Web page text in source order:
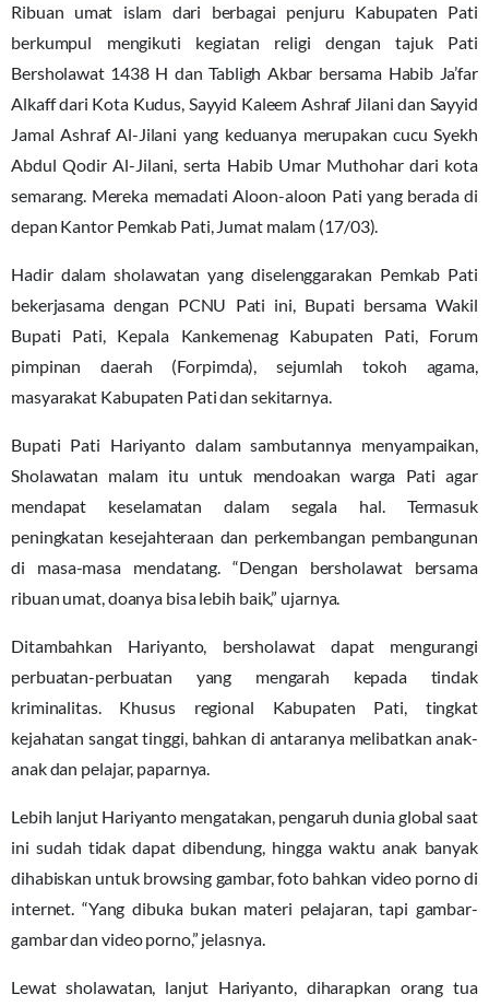
Ribuan umat islam dari berbagai penjuru Kabupaten Pati
berkumpul mengikuti kegiatan religi dengan tajuk Pati
Bersholawat 1438 H dan Tabligh Akbar bersama Habib Ja’far
Alkaff dari Kota Kudus, Sayyid Kaleem Ashraf Jilani dan Sayyid
Jamal Ashraf Al-Jilani yang keduanya merupakan cucu Syekh
Abdul Qodir Al-Jilani, serta Habib Umar Muthohar dari kota
semarang. Mereka memadati Aloon-aloon Pati yang berada di
depan Kantor Pemkab Pati, Jumat malam (17/03).
Hadir dalam sholawatan yang diselenggarakan Pemkab Pati
bekerjasama dengan PCNU Pati ini, Bupati bersama Wakil
Bupati Pati, Kepala Kankemenag Kabupaten Pati, Forum
pimpinan daerah (Forpimda), sejumlah tokoh agama,
masyarakat Kabupaten Pati dan sekitarnya.
Bupati Pati Hariyanto dalam sambutannya menyampaikan,
Sholawatan malam itu untuk mendoakan warga Pati agar
mendapat keselamatan dalam segala hal. Termasuk
peningkatan kesejahteraan dan perkembangan pembangunan
di masa-masa mendatang. “Dengan bersholawat bersama
ribuan umat, doanya bisa lebih baik,” ujarnya.
Ditambahkan Hariyanto, bersholawat dapat mengurangi
perbuatan-perbuatan yang mengarah kepada tindak
kriminalitas. Khusus regional Kabupaten Pati, tingkat
kejahatan sangat tinggi, bahkan di antaranya melibatkan anak-
anak dan pelajar, paparnya.
Lebih lanjut Hariyanto mengatakan, pengaruh dunia global saat
ini sudah tidak dapat dibendung, hingga waktu anak banyak
dihabiskan untuk browsing gambar, foto bahkan video porno di
internet. “Yang dibuka bukan materi pelajaran, tapi gambar-
gambar dan video porno,” jelasnya.
Lewat sholawatan, lanjut Hariyanto, diharapkan orang tua